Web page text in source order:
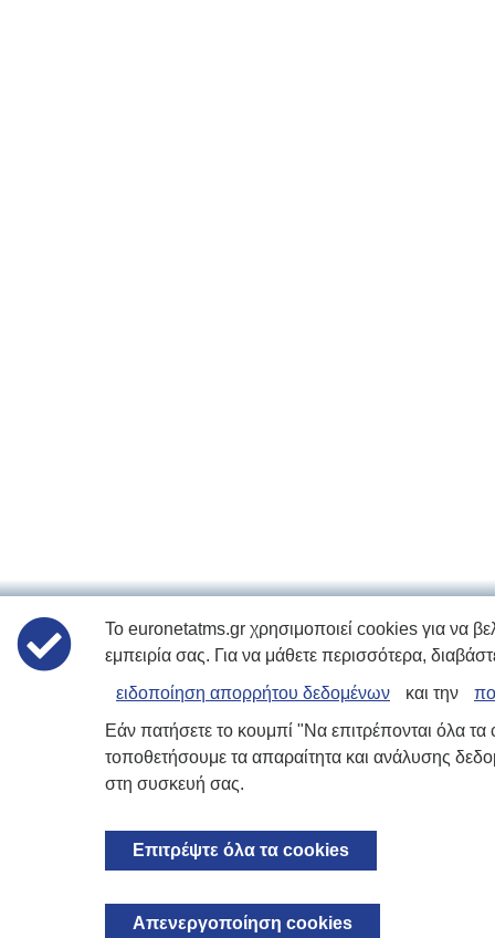
Το euronetatms.gr χρησιμοποιεί cookies για να
εμπειρία σας. Για να μάθετε περισσότερα,
ειδοποίηση απορρήτου δεδομένων
και την
Εάν πατήσετε το κουμπί "Να επιτρέπονται όλα
τοποθετήσουμε τα απαραίτητα και ανάλυσης
στη συσκευή σας.
Επιτρέψτε όλα τα cookies
Απενεργοποίηση cookies